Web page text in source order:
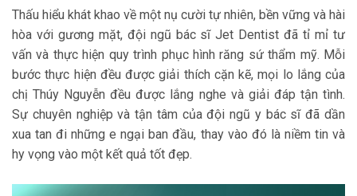
Thấu hiểu khát khao về một nụ cười tự nhiên, bền vững và hài
hòa với gương mặt, đội ngũ bác sĩ Jet Dentist đã tỉ mỉ tư
vấn và thực hiện quy trình phục hình răng sứ thẩm mỹ. Mỗi
bước thực hiện đều được giải thích cặn kẽ, mọi lo lắng của
chị Thúy Nguyễn đều được lắng nghe và giải đáp tận tình.
Sự chuyên nghiệp và tận tâm của đội ngũ y bác sĩ đã dần
xua tan đi những e ngại ban đầu, thay vào đó là niềm tin và
hy vọng vào một kết quả tốt đẹp.